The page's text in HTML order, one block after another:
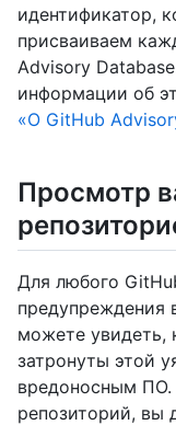
идентификатор,
присваиваем
Advisory
информации об
«О GitHub
Просмотр
Для любого
предупреждения
можете увидеть,
затронуты этой
вредоносным
репозиторий, вы